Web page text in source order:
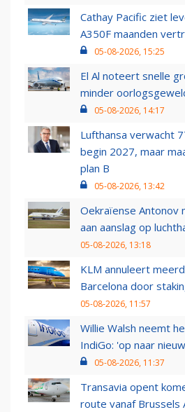
Cathay Pacific ziet
A350F maanden
05-08-2026, 15:25
El Al noteert snelle
minder
05-08-2026, 14:17
Lufthansa verwacht
begin 2027, maar
plan B
05-08-2026, 13:42
Oekraïense Antonov
aan aanslag op
05-08-2026, 13:18
KLM annuleert
Barcelona door
05-08-2026, 11:57
Willie Walsh neemt
IndiGo: 'op naar
05-08-2026, 11:37
Transavia opent
route vanaf Brussels